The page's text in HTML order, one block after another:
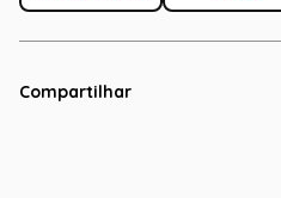
Compartilhar